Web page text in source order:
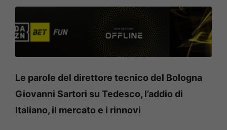
Le parole del direttore tecnico del Bologna
Giovanni Sartori su Tedesco, l’addio di
Italiano, il mercato e i rinnovi